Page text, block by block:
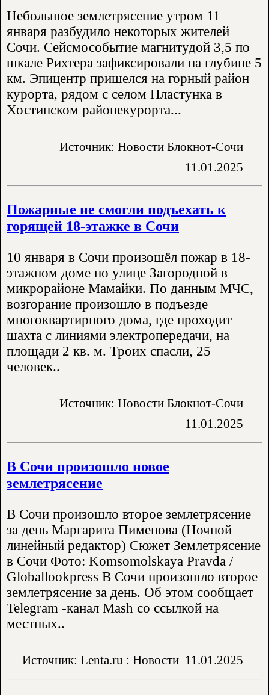
Небольшое землетрясение утром 11
января разбудило некоторых жителей
Сочи. Сейсмособытие магнитудой 3,5 по
шкале Рихтера зафиксировали на глубине 5
км. Эпицентр пришелся на горный район
курорта, рядом с селом Пластунка в
Хостинском районекурорта...
Источник: Новости Блокнот-Сочи
11.01.2025
Пожарные не смогли подъехать к
горящей 18-этажке в Сочи
10 января в Сочи произошёл пожар в 18-
этажном доме по улице Загородной в
микрорайоне Мамайки. По данным МЧС,
возгорание произошло в подъезде
многоквартирного дома, где проходит
шахта с линиями электропередачи, на
площади 2 кв. м. Троих спасли, 25
человек..
Источник: Новости Блокнот-Сочи
11.01.2025
В Сочи произошло новое
землетрясение
В Сочи произошло второе землетрясение
за день Маргарита Пименова (Ночной
линейный редактор) Сюжет Землетрясение
в Сочи Фото: Komsomolskaya Pravda /
Globallookpress В Сочи произошло второе
землетрясение за день. Об этом сообщает
Telegram -канал Mash со ссылкой на
местных..
Источник: Lenta.ru : Новости 11.01.2025